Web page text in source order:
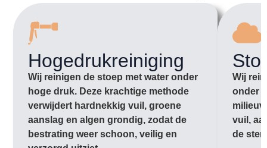
Hogedrukreiniging
Wij reinigen de stoep met water onder
hoge druk. Deze krachtige methode
verwijdert hardnekkig vuil, groene
aanslag en algen grondig, zodat de
bestrating weer schoon, veilig en
Wij
onder
vuil,
de